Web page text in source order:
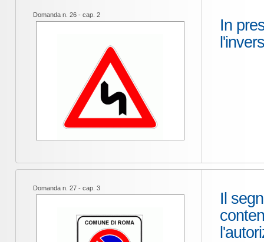
Domanda n. 26 - cap. 2
In
Domanda n. 27 - cap. 3
Il